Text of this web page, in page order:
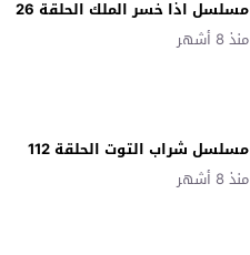
مسلسل اذا خسر الملك الحلقة 26
منذ 8 أشهر
مسلسل شراب التوت الحلقة 112
منذ 8 أشهر